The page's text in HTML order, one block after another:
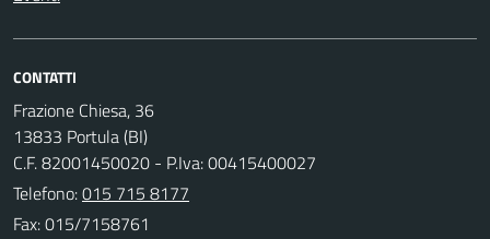
CONTATTI
Frazione Chiesa, 36
13833 Portula (BI)
C.F. 82001450020 - P.Iva: 00415400027
Telefono:015 715 8177
Fax: 015/7158761